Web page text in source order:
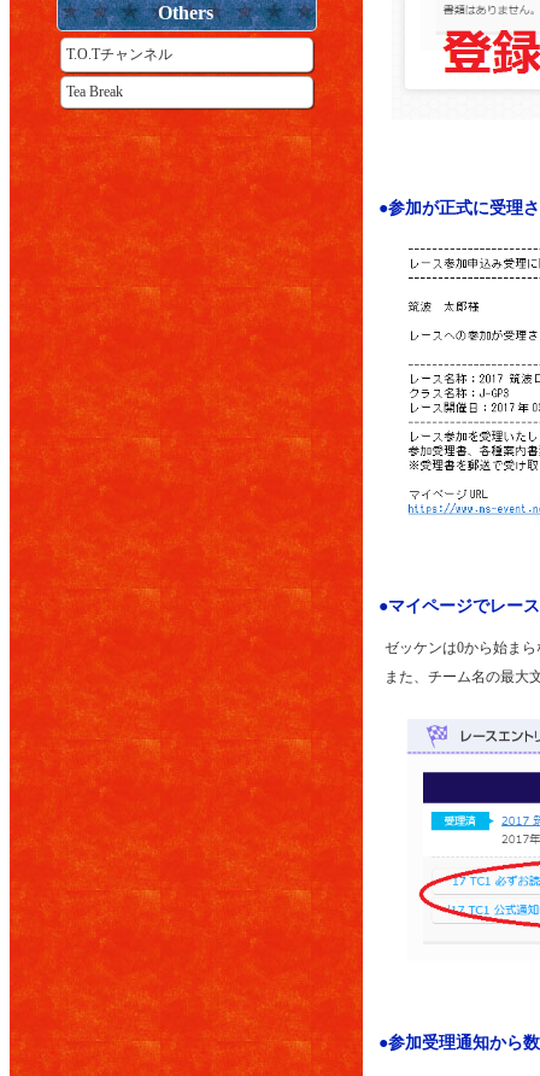
Others
T.O.Tチャンネル
Tea Break
●参加が正式に受理
●マイページでレー
ゼッケンは0から始ま
また、チーム名の最大
●参加受理通知から